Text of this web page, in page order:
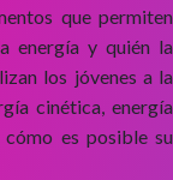
que permiten
energía y quién la
los jóvenes a la
cinética, energía
es posible su